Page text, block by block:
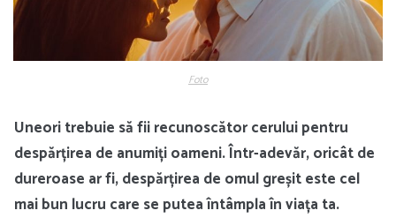
Foto
Uneori trebuie să fii recunoscător cerului pentru
despărțirea de anumiți oameni. Într-adevăr, oricât de
dureroase ar fi, despărțirea de omul greșit este cel
mai bun lucru care se putea întâmpla în viața ta.